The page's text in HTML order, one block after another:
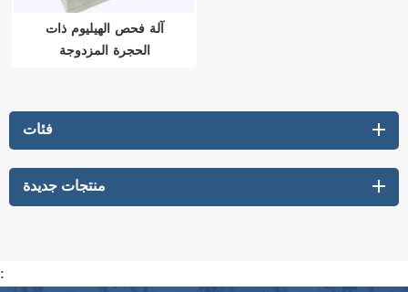
آلة فحص الهيليوم ذات
الحجرة المزدوجة
فئات
منتجات جديدة
: